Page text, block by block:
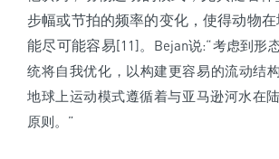
步幅或节拍的频率的变化，使得动物
能尽可能容易[11]。Bejan说:“考虑到形
统将自我优化，以构建更容易的流动结
地球上运动模式遵循着与亚马逊河水在
原则。”